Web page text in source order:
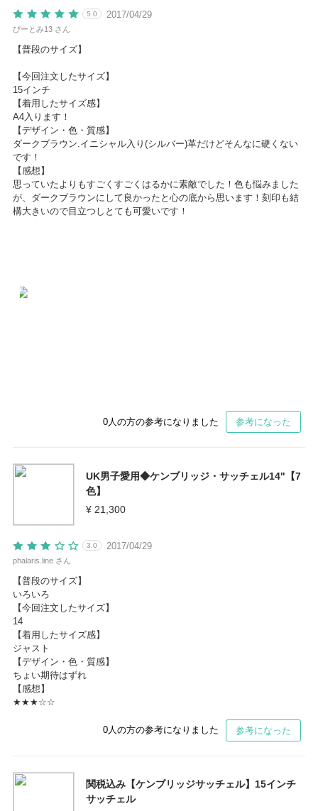
2017/04/29
5.0
ぴーとみ13 さん
【普段のサイズ】
【今回注文したサイズ】
15インチ
【着用したサイズ感】
A4入ります！
【デザイン・色・質感】
ダークブラウン.イニシャル入り(シルバー)革だけどそんなに硬くない
です！
【感想】
思っていたよりもすごくすごくはるかに素敵でした！色も悩みました
が、ダークブラウンにして良かったと心の底から思います！刻印も結
構大きいので目立つしとても可愛いです！
0 人の方の参考になりました 参考になった
UK男子愛用◆ケンブリッジ・サッチェル14"【7
色】
¥ 21,300
2017/04/29
3.0
phalaris.line さん
【普段のサイズ】
いろいろ
【今回注文したサイズ】
14
【着用したサイズ感】
ジャスト
【デザイン・色・質感】
ちょい期待はずれ
【感想】
★★★☆☆
0人の方の参考になりました 参考になった
関税込み【ケンブリッジサッチェル】15インチ
サッチェル